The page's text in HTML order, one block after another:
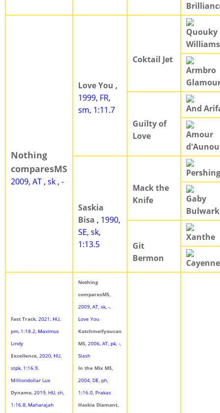
Nothing
comparesMS
2009, AT , sk , -
Love You ,
1999, FR,
sm, 1:11.7
Coktail Jet
Quouky
Williams
Armbro
Guilty of
Love
And
Amour
d'Aunou
Saskia
Bisa , 1990,
SE, sk,
1:13.5
Mack the
Knife
Pershing
Gaby
Bulwark
Git
Bermon
Xanthe
Cayenne
Fast Track, 2021, HU,
pm, 1:18.2, Maximus
Lindy
Excellence, 2020, HU,
stpk, 1:16.9,
Milliondollar Lux
Dynamo, 2019, HU, sh,
1:16.8, Maharajah
Nothing
comparesMS,
2009, AT, sk, -,
Love You
Katchmeifyoucan
MS, 2006, AT, pk, -,
Slash
In the Mix MS,
2004, DE, ph,
1:16.0, Prakas
Haskia Diamant,